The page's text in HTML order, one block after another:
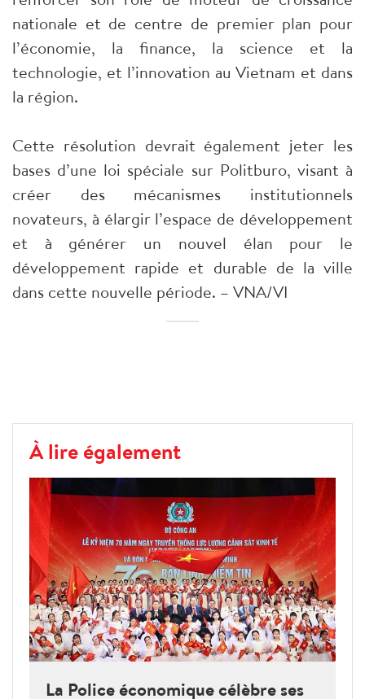
nationale et de centre de premier plan pour
l’économie, la finance, la science et la
technologie, et l’innovation au Vietnam et dans
la région.
Cette résolution devrait également jeter les
bases d’une loi spéciale sur Politburo, visant à
créer des mécanismes institutionnels
novateurs, à élargir l’espace de développement
et à générer un nouvel élan pour le
développement rapide et durable de la ville
dans cette nouvelle période. – VNA/VI
À lire également
La Police économique célèbre ses